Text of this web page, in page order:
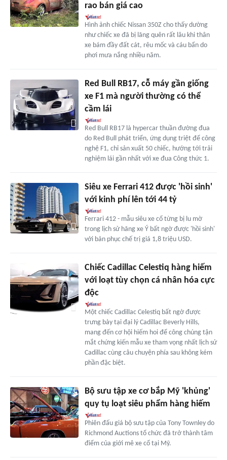
rao bán giá cao
Hình ảnh chiếc Nissan 350Z cho thấy dường
như chiếc xe đã bị lãng quên rất lâu khi thân
xe bám đầy đất cát, rêu mốc và cáu bẩn do
phơi mưa nắng nhiều năm.
Red Bull RB17, cỗ máy gần giống
xe F1 mà người thường có thể
cầm lái
Red Bull RB17 là hypercar thuần đường đua
do Red Bull phát triển, ứng dụng triệt để công
nghệ F1, chỉ sản xuất 50 chiếc, hướng tới trải
nghiệm lái gần nhất với xe đua Công thức 1.
Siêu xe Ferrari 412 được 'hồi sinh'
với kinh phí lên tới 44 tỷ
Ferrari 412 - mẫu siêu xe cổ từng bị lu mờ
trong lịch sử hãng xe Ý bất ngờ được 'hồi sinh'
với bản phục chế trị giá 1,8 triệu USD.
Chiếc Cadillac Celestiq hàng hiếm
với loạt tùy chọn cá nhân hóa cực
độc
Một chiếc Cadillac Celestiq bất ngờ được
trưng bày tại đại lý Cadillac Beverly Hills,
mang đến cơ hội hiếm hoi để công chúng tận
mắt chứng kiến mẫu xe tham vọng nhất lịch sử
Cadillac cùng câu chuyện phía sau không kém
phần đặc biệt.
Bộ sưu tập xe cơ bắp Mỹ 'khủng'
quy tụ loạt siêu phẩm hàng hiếm
Phiên đấu giá bộ sưu tập của Tony Townley do
Richmond Auctions tổ chức đã trở thành tâm
điểm của giới mê xe cổ tại Mỹ.